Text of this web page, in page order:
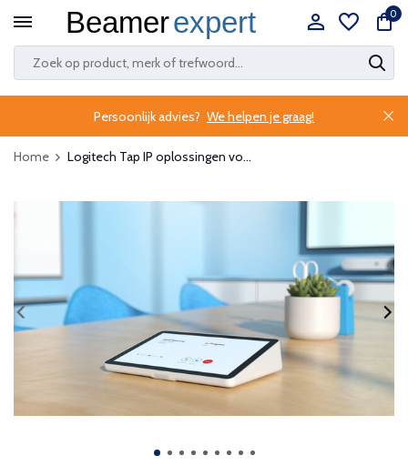
0
Persoonlijk advies? We helpen je graag!
Home Logitech Tap IP oplossingen vo...